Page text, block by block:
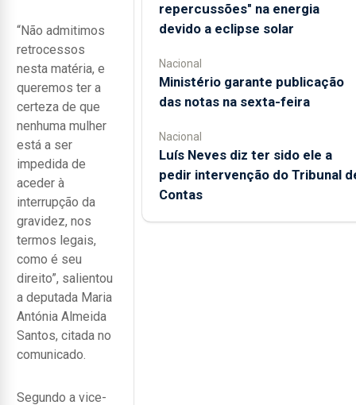
“Não admitimos
retrocessos
nesta matéria, e
queremos ter a
certeza de que
nenhuma mulher
está a ser
impedida de
aceder à
interrupção da
gravidez, nos
termos legais,
como é seu
direito”, salientou
a deputada Maria
Antónia Almeida
Santos, citada no
comunicado.
Segundo a vice-
repercussões" na energia
devido a eclipse solar
Nacional
Ministério garante publicação
das notas na sexta-feira
Nacional
Luís Neves diz ter sido ele a
pedir intervenção do Tribunal
Contas